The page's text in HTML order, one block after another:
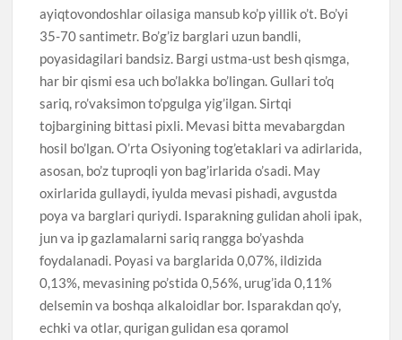
ayiqtovondoshlar oilasiga mansub ko’p yillik o’t. Bo’yi
35-70 santimetr. Bo’g’iz barglari uzun bandli,
poyasidagilari bandsiz. Bargi ustma-ust besh qismga,
har bir qismi esa uch bo’lakka bo’lingan. Gullari to’q
sariq, ro’vaksimon to’pgulga yig’ilgan. Sirtqi
tojbargining bittasi pixli. Mevasi bitta mevabargdan
hosil bo’lgan. O’rta Osiyoning tog’etaklari va adirlarida,
asosan, bo’z tuproqli yon bag’irlarida o’sadi. May
oxirlarida gullaydi, iyulda mevasi pishadi, avgustda
poya va barglari quriydi. Isparakning gulidan aholi ipak,
jun va ip gazlamalarni sariq rangga bo’yashda
foydalanadi. Poyasi va barglarida 0,07%, ildizida
0,13%, mevasining po’stida 0,56%, urug’ida 0,11%
delsemin va boshqa alkaloidlar bor. Isparakdan qo’y,
echki va otlar, qurigan gulidan esa qoramol